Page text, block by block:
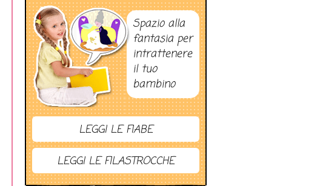
Spazio alla
fantasia per
intrattenere
il tuo
bambino
LEGGI LE FIABE
LEGGI LE FILASTROCCHE